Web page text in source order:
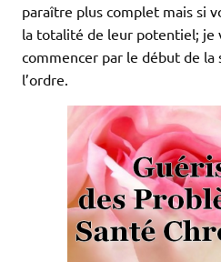
paraître plus complet mais si
la totalité de leur potentiel; je
commencer par le début de la
l’ordre.